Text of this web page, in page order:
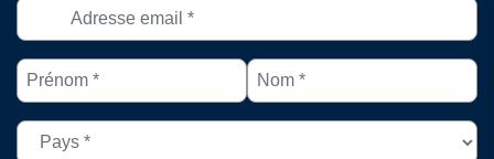
Adresse
courriel
(Nécessaire)
Prénom
*
Nom
*
Pays
(Nécessaire)